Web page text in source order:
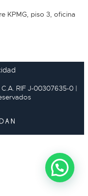
KPMG, piso 3, oficina
RIF J-00307635-0 |